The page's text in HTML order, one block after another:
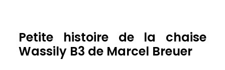
Petite histoire de la chaise
Wassily B3 de Marcel Breuer